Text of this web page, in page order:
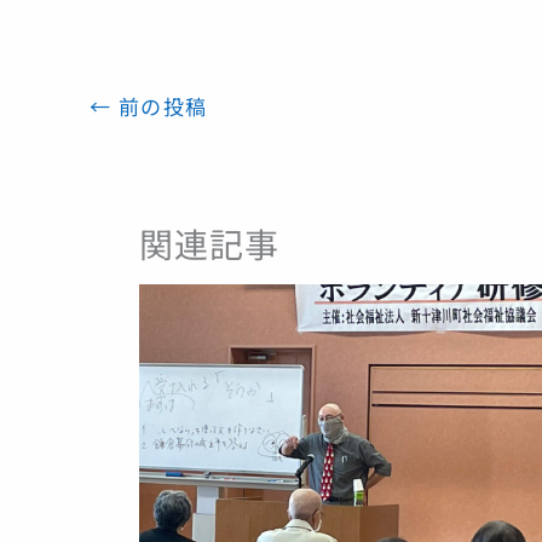
← 前の投稿
関連記事